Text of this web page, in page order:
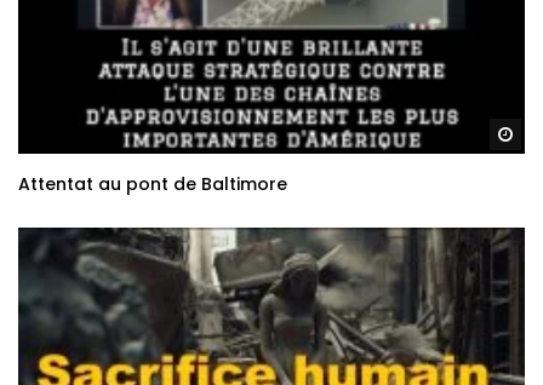
Attentat au pont de Baltimore